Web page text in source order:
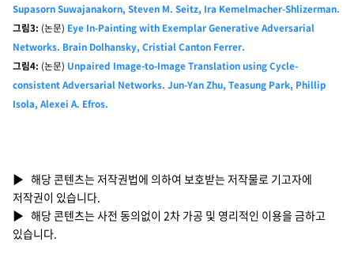
Supasorn Suwajanakorn, Steven M. Seitz, Ira Kemelmacher-Shlizerman.
그림3: (논문) Eye In-Painting with Exemplar Generative Adversarial
Networks. Brain Dolhansky, Cristial Canton Ferrer.
그림4: (논문) Unpaired Image-to-Image Translation using Cycle-
consistent Adversarial Networks. Jun-Yan Zhu, Teasung Park, Phillip
Isola, Alexei A. Efros.
▶ 해당 콘텐츠는 저작권법에 의하여 보호받는 저작물로 기고자에
저작권이 있습니다.
▶ 해당 콘텐츠는 사전 동의없이 2차 가공 및 영리적인 이용을 금하고
있습니다.